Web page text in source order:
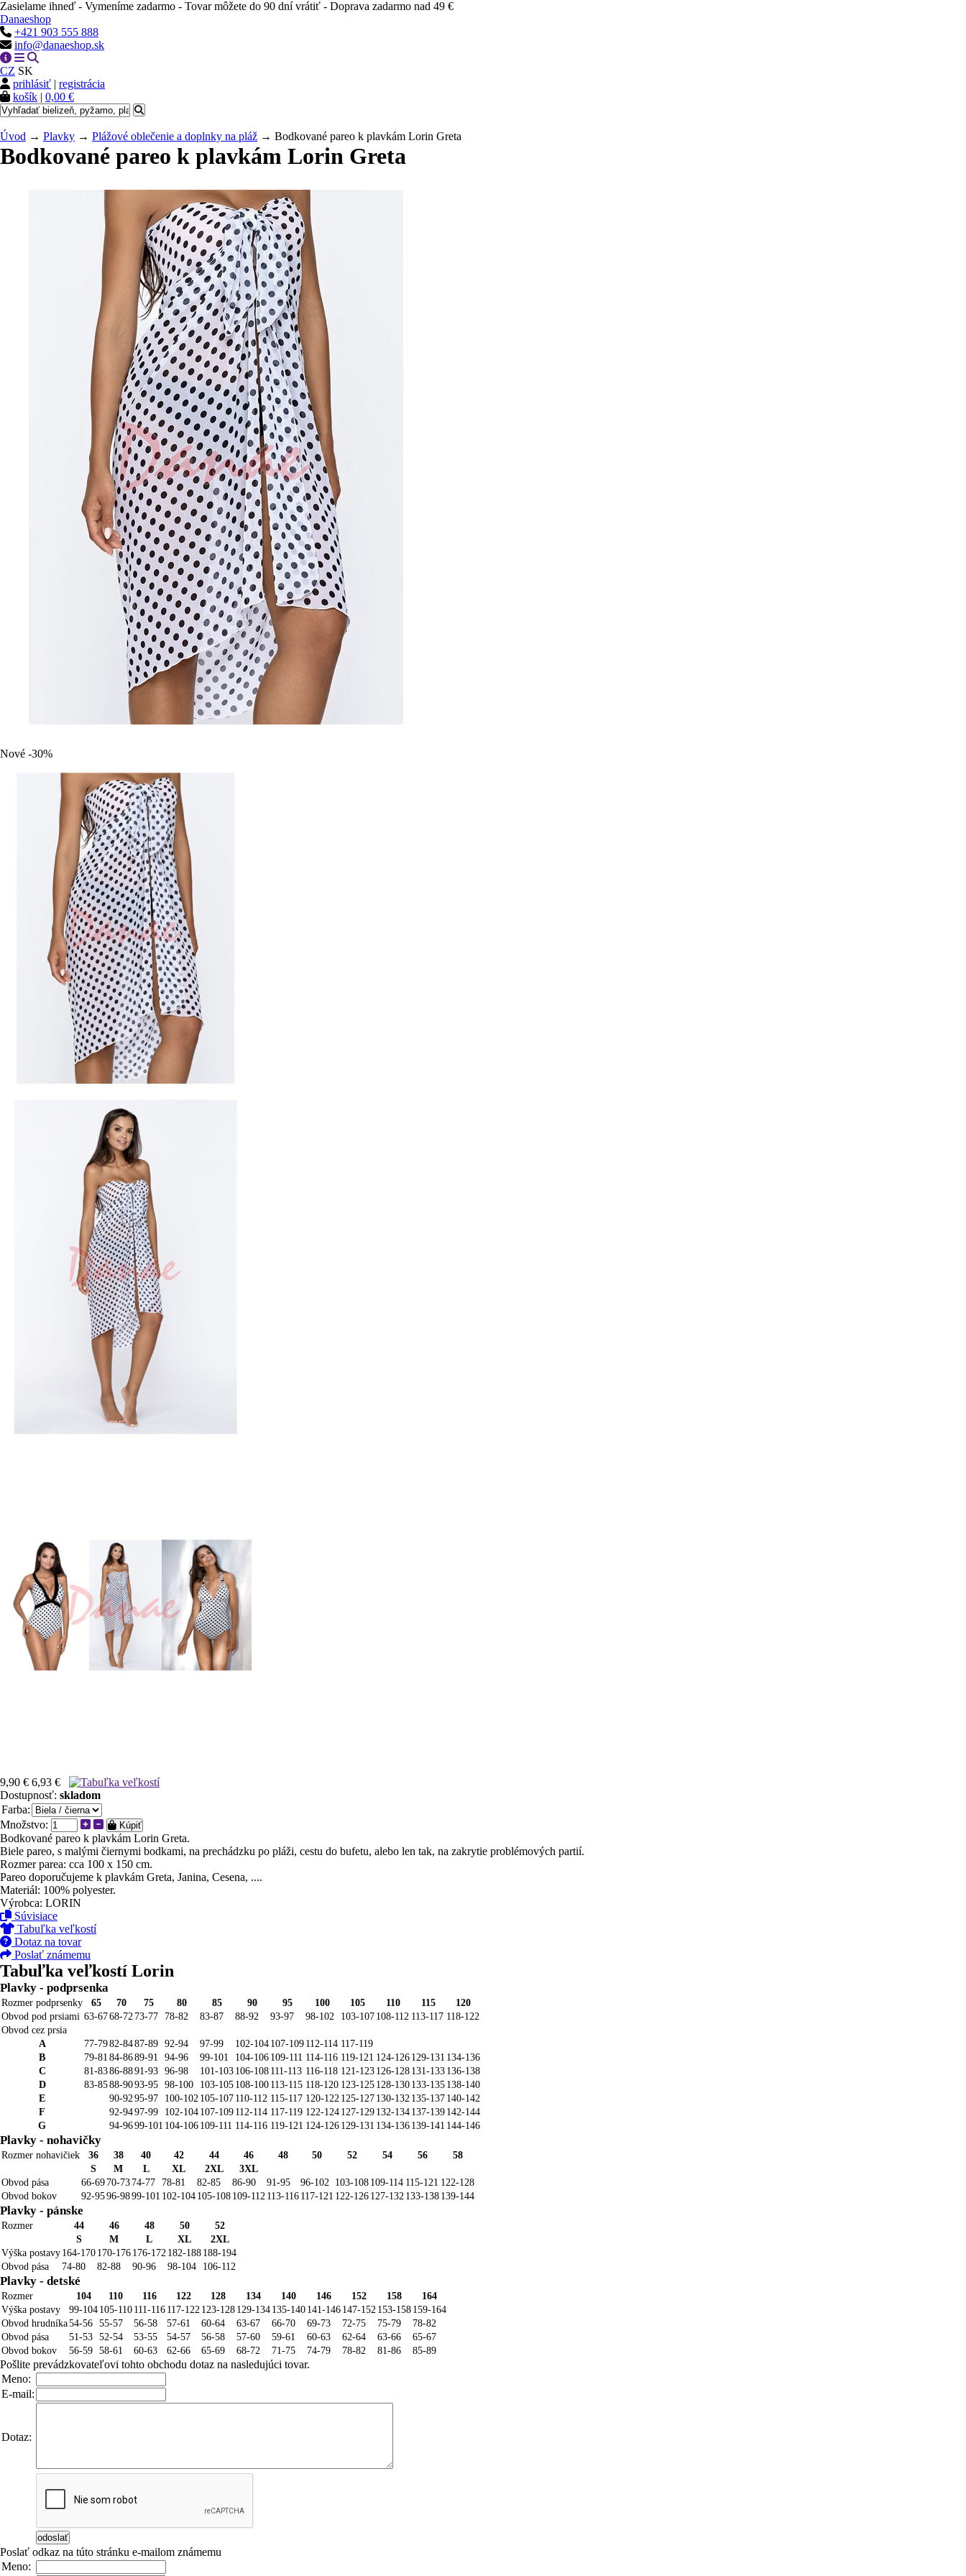
Zasielame ihneď - Vymeníme zadarmo - Tovar môžete do 90 dní vrátiť - Doprava zadarmo nad 49 €
Danaeshop
+421 903 555 888
info@danaeshop.sk
CZ SK
prihlásiť | registrácia
košík | 0,00 €
Úvod → Plavky → Plážové oblečenie a doplnky na pláž → Bodkované pareo k plavkám Lorin Greta
Bodkované pareo k plavkám Lorin Greta
Nové -30%
9,90 € 6,93 €
Dostupnosť: skladom
Farba:
Množstvo:
Kúpiť
Bodkované pareo k plavkám Lorin Greta.
Biele pareo, s malými čiernymi bodkami, na prechádzku po pláži, cestu do bufetu, alebo len tak, na zakrytie problémových partií.
Rozmer parea: cca 100 x 150 cm.
Pareo doporučujeme k plavkám Greta, Janina, Cesena, ....
Materiál: 100% polyester.
Výrobca: LORIN
Súvisiace
Tabuľka veľkostí
Dotaz na tovar
Poslať známemu
Tabuľka veľkostí Lorin
Plavky - podprsenka
Rozmer podprsenky 65 70 75 80 85 90 95 100 105 110 115
120
Obvod pod prsiami 63-6768-72 73-77 78-82 83-87 88-92 93-97 98-102 103-107108-112 113-117 118-122
Obvod cez prsia
A
77-7982-8487-89 92-94 97-99 102-104107-109112-114 117-119
B
79-81 84-8689-91 94-96 99-101 104-106109-111 114-116 119-121 124-126129-131 134-136
C
81-8386-8891-93 96-98 101-103106-108111-113 116-118 121-123126-128131-133136-138
D
83-8588-9093-95 98-100 103-105108-100113-115 118-120 123-125128-130133-135138-140
E
90-9295-97 100-102 105-107110-112 115-117 120-122 125-127130-132 135-137140-142
F
92-9497-99 102-104107-109112-114 117-119 122-124127-129132-134137-139142-144
G
94-9699-101 104-106109-111 114-116 119-121 124-126129-131 134-136139-141 144-146
Plavky - nohavičky
Rozmer nohavičiek 36 38 40 42 44 46 48 50 52 54 56
58
S
M L XL 2XL
3XL
Obvod pása
66-6970-7374-77 78-81 82-85 86-90 91-95 96-102 103-108109-114 115-121 122-128
Obvod bokov
92-9596-9899-101 102-104105-108109-112 113-116117-121 122-126127-132 133-138139-144
Plavky - pánske
Rozmer 44 46 48 50
52
S
M L XL
2XL
Výška postavy164-170170-176176-172 182-188188-194
Obvod pása
74-80 82-88 90-96 98-104 106-112
Plavky - detské
Rozmer 104 110 116 122 128 134 140 146 152 158
164
Výška postavy
99-104105-110111-116117-122 123-128129-134135-140141-146147-152 153-158159-164
Obvod hrudníka54-56 55-57 56-58 57-61 60-64 63-67 66-70 69-73 72-75 75-79
78-82
Obvod pása
51-53 52-54 53-55 54-57 56-58 57-60 59-61 60-63 62-64 63-66
65-67
Obvod bokov
56-59 58-61 60-63 62-66 65-69 68-72 71-75 74-79 78-82 81-86 85-89
Pošlite prevádzkovateľovi tohto obchodu dotaz na nasledujúci tovar.
Meno:
E-mail:
Dotaz:
Poslať odkaz na túto stránku e-mailom známemu
Meno: